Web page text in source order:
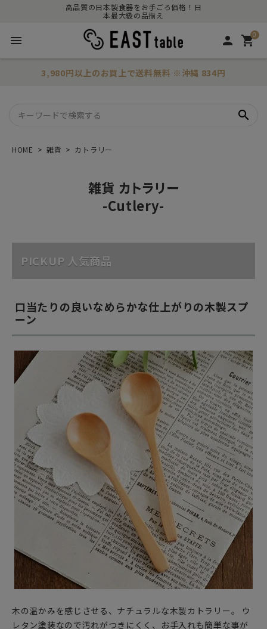
高品質の日本製食器をお手ごろ価格！日
本最大級の品揃え
menu person 0
shopping_cart
3,980円以上のお買上で送料無料 ※沖縄 834円
search
HOME 雑貨 カトラリー
雑貨 カトラリー
-Cutlery-
PICKUP 人気商品
口当たりの良いなめらかな仕上がりの木製スプ
ーン
木の温かみを感じさせる、ナチュラルな木製カトラリー。 ウ
レタン塗装なので汚れがつきにくく、お手入れも簡単な事が